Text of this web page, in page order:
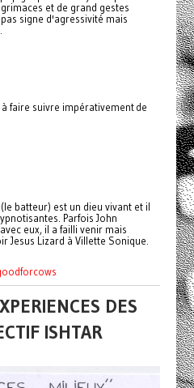
et de grand gestes
signe d'agressivité mais
à faire suivre impérativement de
batteur) est un dieu vivant et il
Parfois John
eux, il a failli venir mais
Jesus Lizard à Villette Sonique.
DES
ISHTAR